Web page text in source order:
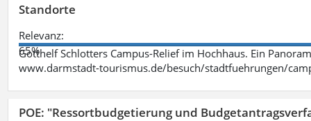
Standorte
Relevanz:
65%
Gotthelf Schlotters Campus-Relief im Hochhaus. Ein
www.darmstadt-tourismus.de/besuch/stadtfuehrungen/
POE: "Ressortbudgetierung und